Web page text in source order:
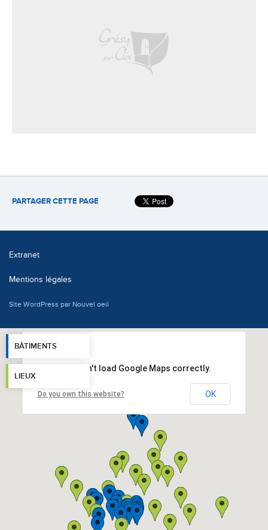
PARTAGER CETTE PAGE
Extranet
Mentions légales
Site WordPress par Nouvel oeil
BÂTIMENTS
LIEUX
This page can't load Google Maps correctly.
Do you own this website? OK